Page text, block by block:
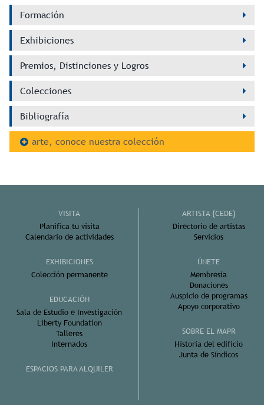
Formación
Exhibiciones
Premios, Distinciones y Logros
Colecciones
Bibliografía
arte, conoce nuestra colección
VISITA
Planifica tu visita
Calendario de actividades
EXHIBICIONES
Colección permanente
EDUCACIÓN
Sala de Estudio e Investigación
Liberty Foundation
Talleres
Internados
ESPACIOS PARA ALQUILER
ARTISTA (CEDE)
Directorio de artistas
Servicios
ÚNETE
Membresía
Donaciones
Auspicio de programas
Apoyo corporativo
SOBRE EL MAPR
Historia del edificio
Junta de Síndicos